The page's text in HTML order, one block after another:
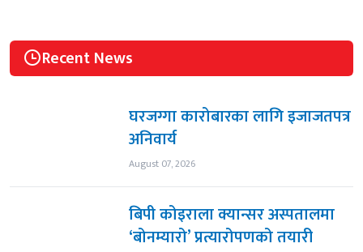
Recent News
घरजग्गा कारोबारका लागि इजाजतपत्र
अनिवार्य
August 07, 2026
बिपी कोइराला क्यान्सर अस्पतालमा
‘बोनम्यारो’ प्रत्यारोपणको तयारी